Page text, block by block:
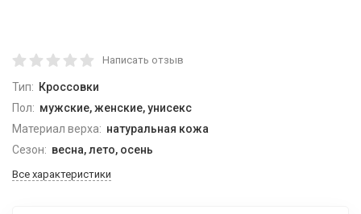
Написать отзыв
Тип: Кроссовки
Пол: мужские, женские, унисекс
Материал верха: натуральная кожа
Сезон: весна, лето, осень
Все характеристики